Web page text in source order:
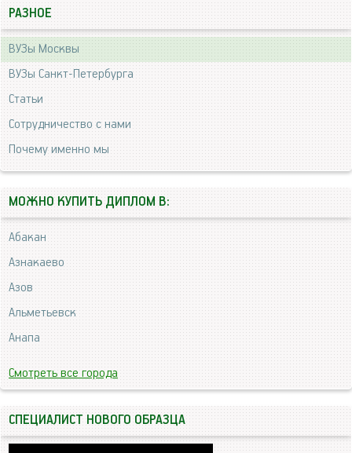
РАЗНОЕ
ВУЗы Москвы
ВУЗы Санкт-Петербурга
Статьи
Сотрудничество с нами
Почему именно мы
МОЖНО КУПИТЬ ДИПЛОМ В:
Абакан
Азнакаево
Азов
Альметьевск
Анапа
Смотреть все города
СПЕЦИАЛИСТ НОВОГО ОБРАЗЦА